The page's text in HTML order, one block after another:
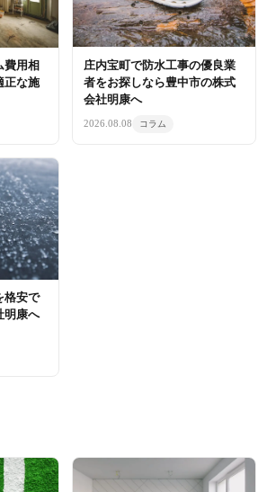
費用相
正な施
庄内宝町で防水工事の優良業
者をお探しなら豊中市の株式
会社明康へ
2026.08.08 コラム
格安で
明康へ